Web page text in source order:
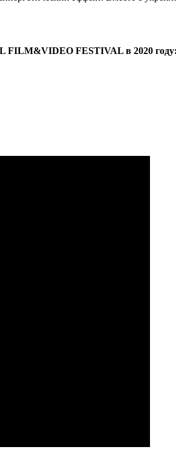
FILM&VIDEO FESTIVAL в 2020 году: